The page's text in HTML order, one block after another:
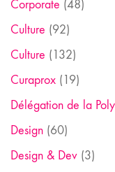
Corporate (48)
Culture (92)
Culture (132)
Curaprox (19)
Délégation de la
Design (60)
Design & Dev (3)